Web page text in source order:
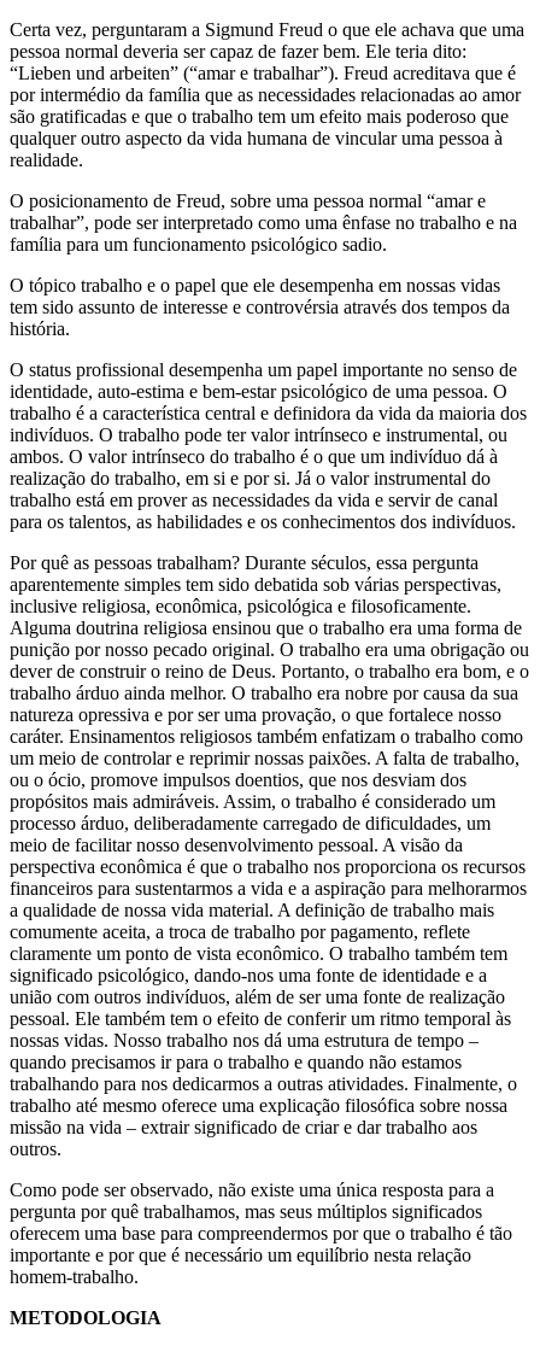
Certa vez, perguntaram a Sigmund Freud o que ele achava que uma
pessoa normal deveria ser capaz de fazer bem. Ele teria dito:
“Lieben und arbeiten” (“amar e trabalhar”). Freud acreditava que é
por intermédio da família que as necessidades relacionadas ao amor
são gratificadas e que o trabalho tem um efeito mais poderoso que
qualquer outro aspecto da vida humana de vincular uma pessoa à
realidade.
O posicionamento de Freud, sobre uma pessoa normal “amar e
trabalhar”, pode ser interpretado como uma ênfase no trabalho e na
família para um funcionamento psicológico sadio.
O tópico trabalho e o papel que ele desempenha em nossas vidas
tem sido assunto de interesse e controvérsia através dos tempos da
história.
O status profissional desempenha um papel importante no senso de
identidade, auto-estima e bem-estar psicológico de uma pessoa. O
trabalho é a característica central e definidora da vida da maioria dos
indivíduos. O trabalho pode ter valor intrínseco e instrumental, ou
ambos. O valor intrínseco do trabalho é o que um indivíduo dá à
realização do trabalho, em si e por si. Já o valor instrumental do
trabalho está em prover as necessidades da vida e servir de canal
para os talentos, as habilidades e os conhecimentos dos indivíduos.
Por quê as pessoas trabalham? Durante séculos, essa pergunta
aparentemente simples tem sido debatida sob várias perspectivas,
inclusive religiosa, econômica, psicológica e filosoficamente.
Alguma doutrina religiosa ensinou que o trabalho era uma forma de
punição por nosso pecado original. O trabalho era uma obrigação ou
dever de construir o reino de Deus. Portanto, o trabalho era bom, e o
trabalho árduo ainda melhor. O trabalho era nobre por causa da sua
natureza opressiva e por ser uma provação, o que fortalece nosso
caráter. Ensinamentos religiosos também enfatizam o trabalho como
um meio de controlar e reprimir nossas paixões. A falta de trabalho,
ou o ócio, promove impulsos doentios, que nos desviam dos
propósitos mais admiráveis. Assim, o trabalho é considerado um
processo árduo, deliberadamente carregado de dificuldades, um
meio de facilitar nosso desenvolvimento pessoal. A visão da
perspectiva econômica é que o trabalho nos proporciona os recursos
financeiros para sustentarmos a vida e a aspiração para melhorarmos
a qualidade de nossa vida material. A definição de trabalho mais
comumente aceita, a troca de trabalho por pagamento, reflete
claramente um ponto de vista econômico. O trabalho também tem
significado psicológico, dando-nos uma fonte de identidade e a
união com outros indivíduos, além de ser uma fonte de realização
pessoal. Ele também tem o efeito de conferir um ritmo temporal às
nossas vidas. Nosso trabalho nos dá uma estrutura de tempo –
quando precisamos ir para o trabalho e quando não estamos
trabalhando para nos dedicarmos a outras atividades. Finalmente, o
trabalho até mesmo oferece uma explicação filosófica sobre nossa
missão na vida – extrair significado de criar e dar trabalho aos
outros.
Como pode ser observado, não existe uma única resposta para a
pergunta por quê trabalhamos, mas seus múltiplos significados
oferecem uma base para compreendermos por que o trabalho é tão
importante e por que é necessário um equilíbrio nesta relação
homem-trabalho.
METODOLOGIA